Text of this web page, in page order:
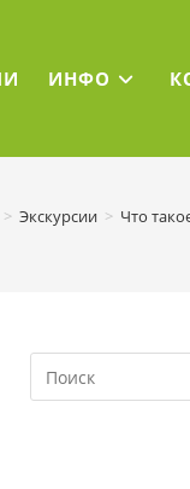
ИНФО
> Экскурсии > Что